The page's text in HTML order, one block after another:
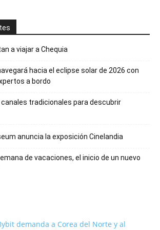
a viajar a Chequia
hacia el eclipse solar de 2026 con
a bordo
tradicionales para descubrir
anuncia la exposición Cinelandia
de vacaciones, el inicio de un nuevo
demanda a Corea del Norte y al